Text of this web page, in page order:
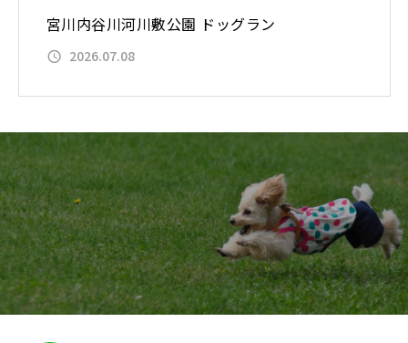
宮川内谷川河川敷公園 ドッグラン
2026.07.08